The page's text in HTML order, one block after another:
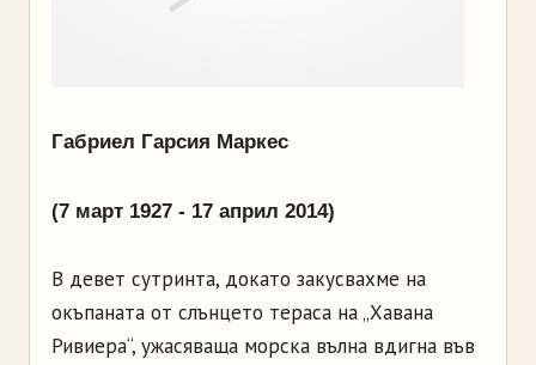
Габриел Гарсия Маркес
(7 март 1927 - 17 април 2014)
В девет сутринта, докато закусвахме на
окъпаната от слънцето тераса на „Хавана
Ривиера“, ужасяваща морска вълна вдигна във